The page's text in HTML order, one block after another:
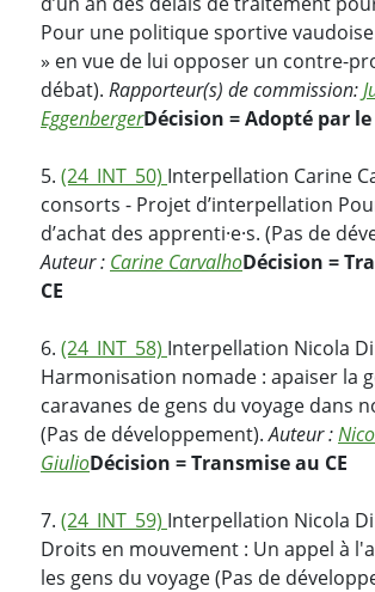
Pour une politique sportive
» en vue de lui opposer un contre-
débat). Rapporteur(s) de commission:
EggenbergerDécision = Adopté par le
5. (24_INT_50) Interpellation Carine
consorts - Projet d’interpellation
d’achat des apprenti·e·s. (Pas de
Auteur : Carine CarvalhoDécision =
CE
6. (24_INT_58) Interpellation Nicola
Harmonisation nomade : apaiser la
caravanes de gens du voyage dans
(Pas de développement).Auteur :
GiulioDécision = Transmise au CE
7. (24_INT_59) Interpellation Nicola
Droits en mouvement : Un appel à
les gens du voyage (Pas de